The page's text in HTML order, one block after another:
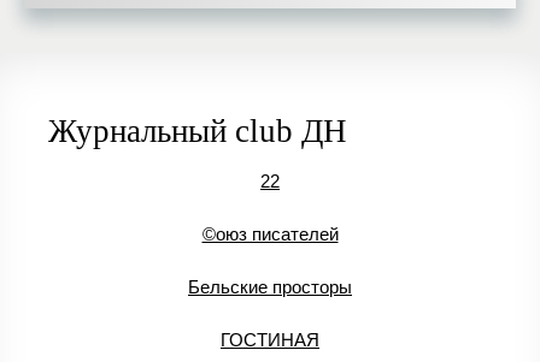
Журнальный club ДН
22
©оюз писателей
Бельские просторы
ГОСТИНАЯ